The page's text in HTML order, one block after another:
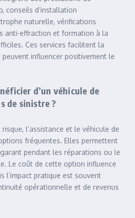
conseils d’installation
naturelle, vérifications
anti-effraction et formation à la
Ces services facilitent la
influencer positivement le
d’un véhicule de
de sinistre ?
l’assistance et le véhicule de
fréquentes. Elles permettent
pendant les réparations ou le
Le coût de cette option influence
l’impact pratique est souvent
opérationnelle et de revenus